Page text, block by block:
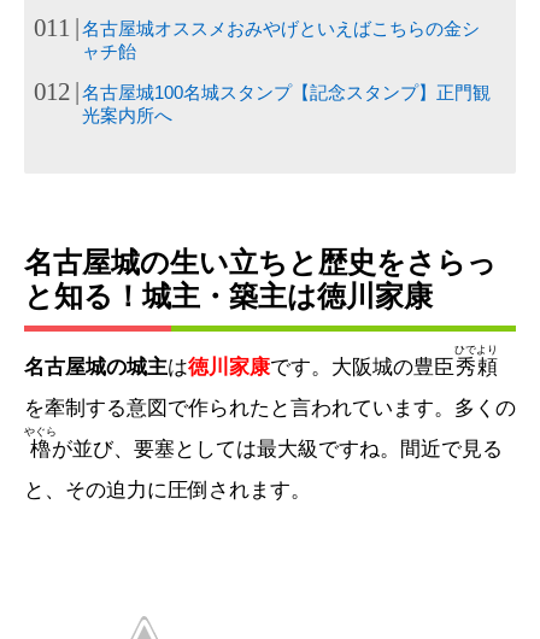
名古屋城オススメおみやげといえばこちらの金シ
ャチ飴
名古屋城100名城スタンプ【記念スタンプ】正門観
光案内所へ
名古屋城の生い立ちと歴史をさらっ
と知る！城主・築主は徳川家康
名古屋城の城主は徳川家康です。大阪城の豊臣秀頼
ひでより
を牽制する意図で作られたと言われています。多くの
櫓
やぐら
が並び、要塞としては最大級ですね。間近で見る
と、その迫力に圧倒されます。